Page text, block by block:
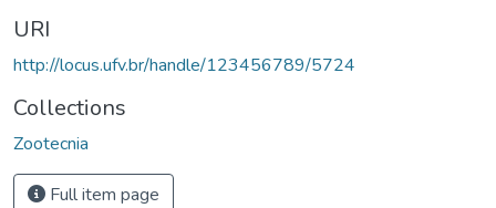
URI
http://locus.ufv.br/handle/123456789/5724
Collections
Zootecnia
Full item page